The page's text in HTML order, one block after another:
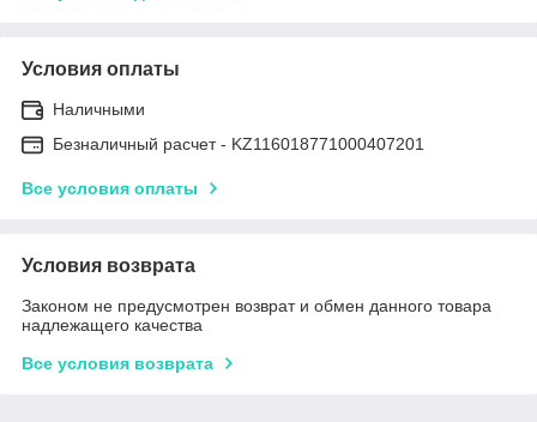
Условия оплаты
Наличными
Безналичный расчет - KZ116018771000407201
Все условия оплаты
Условия возврата
Законом не предусмотрен возврат и обмен данного товара
надлежащего качества
Все условия возврата